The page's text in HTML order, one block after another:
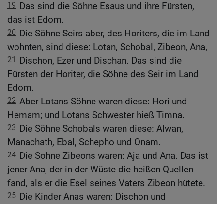
19 Das sind die Söhne Esaus und ihre Fürsten,
das ist Edom.
20 Die Söhne Seirs aber, des Horiters, die im Land
wohnten, sind diese: Lotan, Schobal, Zibeon, Ana,
21
Dischon, Ezer und Dischan. Das sind die
Fürsten der Horiter, die Söhne des Seir im Land
Edom.
22 Aber Lotans Söhne waren diese: Hori und
Hemam; und Lotans Schwester hieß Timna.
23 Die Söhne Schobals waren diese: Alwan,
Manachath, Ebal, Schepho und Onam.
24 Die Söhne Zibeons waren: Aja und Ana. Das ist
jener Ana, der in der Wüste die heißen Quellen
fand, als er die Esel seines Vaters Zibeon hütete.
25 Die Kinder Anas waren: Dischon und